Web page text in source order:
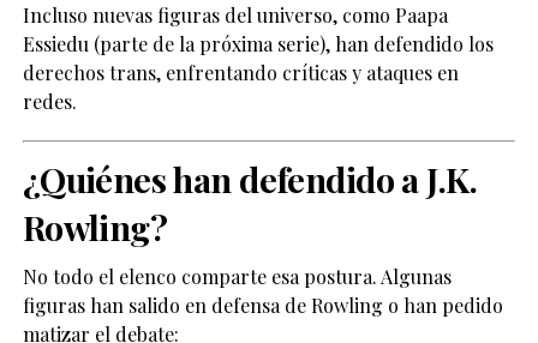
Incluso nuevas figuras del universo, como Paapa
Essiedu (parte de la próxima serie), han defendido los
derechos trans, enfrentando críticas y ataques en
redes.
¿Quiénes han defendido a J.K.
Rowling?
No todo el elenco comparte esa postura. Algunas
figuras han salido en defensa de Rowling o han pedido
matizar el debate: